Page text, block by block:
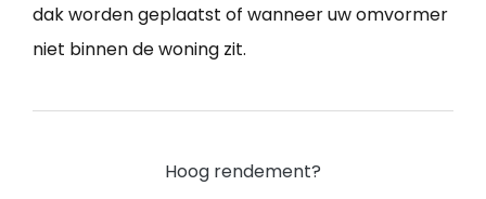
dak worden geplaatst of wanneer uw omvormer
niet binnen de woning zit.
Hoog rendement?